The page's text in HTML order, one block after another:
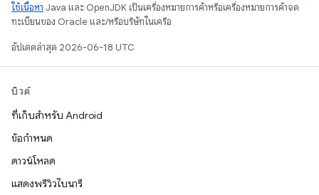
ใช้เนื้อหา Java และ OpenJDK เป็นเครื่องหมายการค้าหรือเครื่องหมายการค้าจด
ทะเบียนของ Oracle และ/หรือบริษัทในเครือ
อัปเดตล่าสุด 2026-06-18 UTC
บิวด์
ที่เก็บสำหรับ Android
ข้อกำหนด
ดาวน์โหลด
แสดงพรีวิวไบนารี